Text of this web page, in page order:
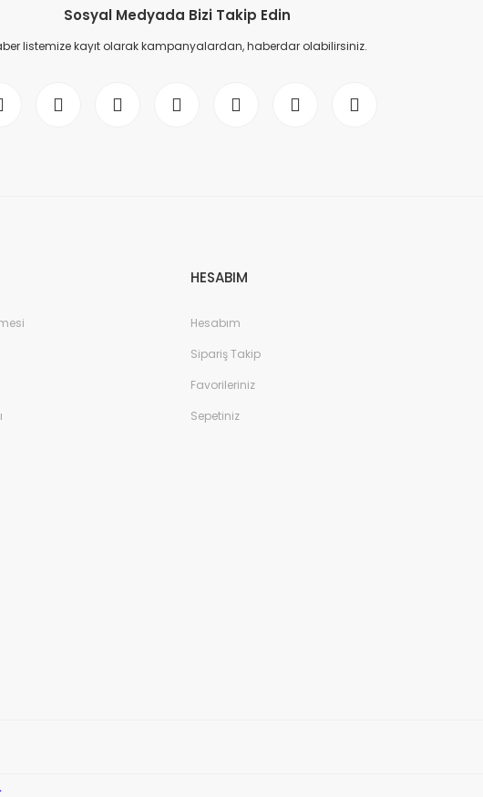
Sosyal Medyada Bizi Takip Edin
listemize kayıt olarak kampanyalardan, haberdar olabilirsiniz.
HESABIM
Hesabım
Sipariş Takip
Favorileriniz
Sepetiniz